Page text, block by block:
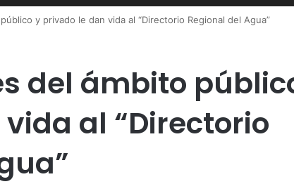
y privado le dan vida al “Directorio Regional del Agua”
del ámbito
al “Directorio